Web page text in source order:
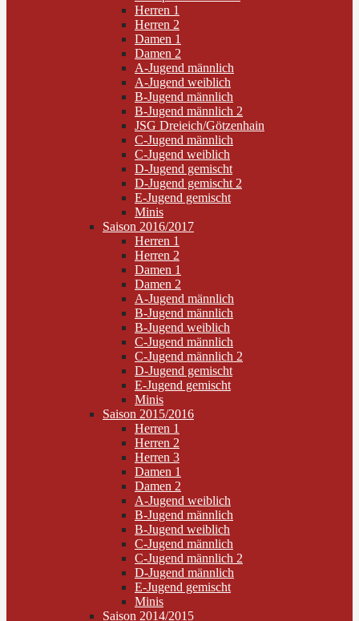
Herren 1
Herren 2
Damen 1
Damen 2
A-Jugend männlich
A-Jugend weiblich
B-Jugend männlich
B-Jugend männlich 2
JSG Dreieich/Götzenhain
C-Jugend männlich
C-Jugend weiblich
D-Jugend gemischt
D-Jugend gemischt 2
E-Jugend gemischt
Minis
Saison 2016/2017
Herren 1
Herren 2
Damen 1
Damen 2
A-Jugend männlich
B-Jugend männlich
B-Jugend weiblich
C-Jugend männlich
C-Jugend männlich 2
D-Jugend gemischt
E-Jugend gemischt
Minis
Saison 2015/2016
Herren 1
Herren 2
Herren 3
Damen 1
Damen 2
A-Jugend weiblich
B-Jugend männlich
B-Jugend weiblich
C-Jugend männlich
C-Jugend männlich 2
D-Jugend männlich
E-Jugend gemischt
Minis
Saison 2014/2015